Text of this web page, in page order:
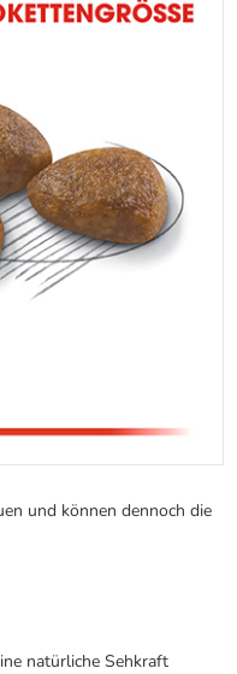
und können dennoch die
natürliche Sehkraft